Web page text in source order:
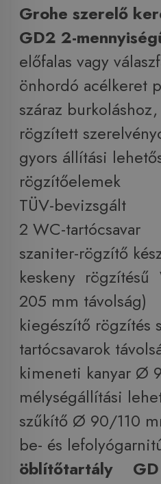
Grohe szerelő
GD2 2-
előfalas vagy
önhordó acélkeret
száraz
rögzített
gyors állítási
rögzítőelemek
TÜV-bevizsgált
2 WC-tartócsavar
szaniter-rögzítő
keskeny
205 mm távolság)
kiegészítő rögzítés
tartócsavarok
kimeneti kanyar Ø
mélységállítási
szűkítő Ø 90/110
be- és
öblítőtartály